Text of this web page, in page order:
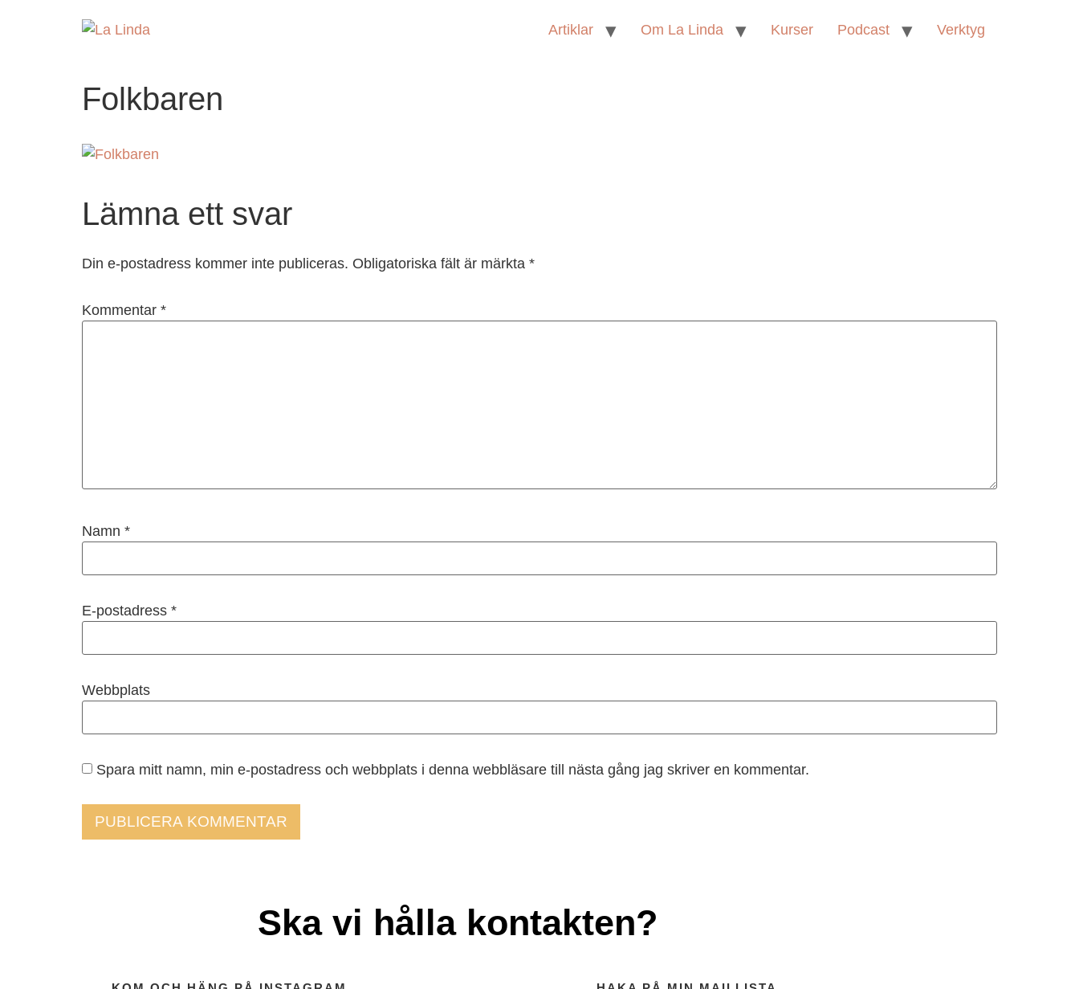
Artiklar Om La Linda Kurser Podcast Verktyg
Folkbaren
Lämna ett svar
Din e-postadress kommer inte publiceras. Obligatoriska fält är märkta *
Kommentar *
Namn *
E-postadress *
Webbplats
Spara mitt namn, min e-postadress och webbplats i denna webbläsare till nästa gång jag skriver en kommentar.
Ska vi hålla kontakten?